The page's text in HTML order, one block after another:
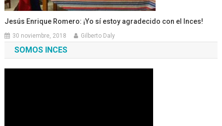
Jesús Enrique Romero: ¡Yo sí estoy agradecido con el Inces!
30 noviembre, 2018 Gilberto Daly
SOMOS INCES